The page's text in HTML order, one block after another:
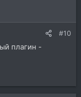
#10
плагин -